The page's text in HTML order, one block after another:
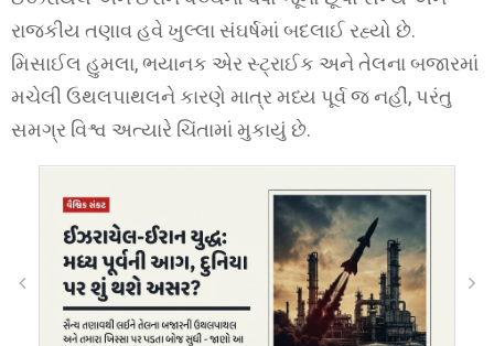
રાજકીય તણાવ હવે ખુલ્લા સંઘર્ષમાં બદલાઈ રહ્યો છે.
મિસાઈલ હુમલા, ભયાનક એર સ્ટ્રાઈક અને તેલના બજારમાં
મચેલી ઉથલપાથલને કારણે માત્ર મધ્ય પૂર્વ જ નહીં, પરંતુ
સમગ્ર વિશ્વ અત્યારે ચિંતામાં મુકાયું છે.